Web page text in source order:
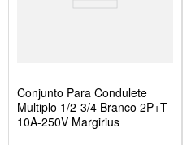
Conjunto Para Condulete
Multiplo 1/2-3/4 Branco 2P+T
10A-250V Margirius